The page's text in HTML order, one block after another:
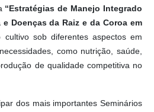
“Estratégias de Manejo Integrado
Doenças da Raiz e da Coroa em
sob diferentes aspectos em
como nutrição, saúde,
de qualidade competitiva no
dos mais importantes Seminários